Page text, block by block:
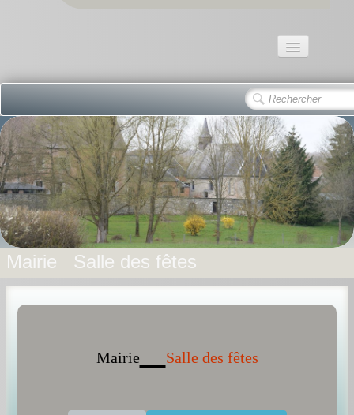
Présentation/ Situation
Mairie/ Salle des Fêtes
Comptes rendus des réunions du
conseil municipal.
Histoire
Actualités du village
Icônes
Galerie Photos
Mairie Salle des fêtes
Mairie Salle des fêtes